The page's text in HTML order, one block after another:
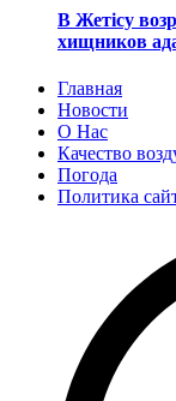
В Жетісу
хищников
Главная
Новости
О Нас
Качество
Погода
Политика